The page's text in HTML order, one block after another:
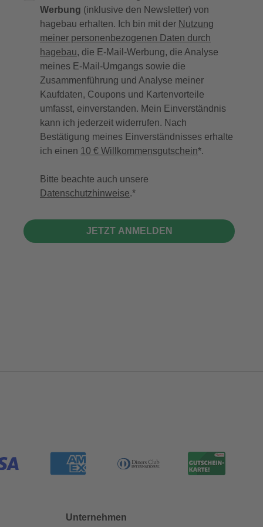
Werbung (inklusive den Newsletter) von
hagebau erhalten. Ich bin mit der Nutzung
meiner personenbezogenen Daten durch
hagebau, die E-Mail-Werbung, die Analyse
meines E-Mail-Umgangs sowie die
Zusammenführung und Analyse meiner
Kaufdaten, Coupons und Kartenvorteile
umfasst, einverstanden. Mein Einverständnis
kann ich jederzeit widerrufen. Nach
Bestätigung meines Einverständnisses erhalte
ich einen 10 € Willkommensgutschein*.
Bitte beachte auch unsere
Datenschutzhinweise.
JETZT ANMELDEN
Unternehmen